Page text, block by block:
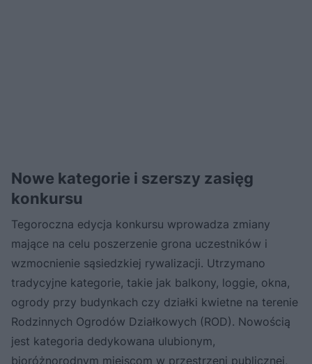
Nowe kategorie i szerszy zasięg
konkursu
Tegoroczna edycja konkursu wprowadza zmiany
mające na celu poszerzenie grona uczestników i
wzmocnienie sąsiedzkiej rywalizacji. Utrzymano
tradycyjne kategorie, takie jak balkony, loggie, okna,
ogrody przy budynkach czy działki kwietne na terenie
Rodzinnych Ogrodów Działkowych (ROD). Nowością
jest kategoria dedykowana ulubionym,
bioróżnorodnym miejscom w przestrzeni publicznej,